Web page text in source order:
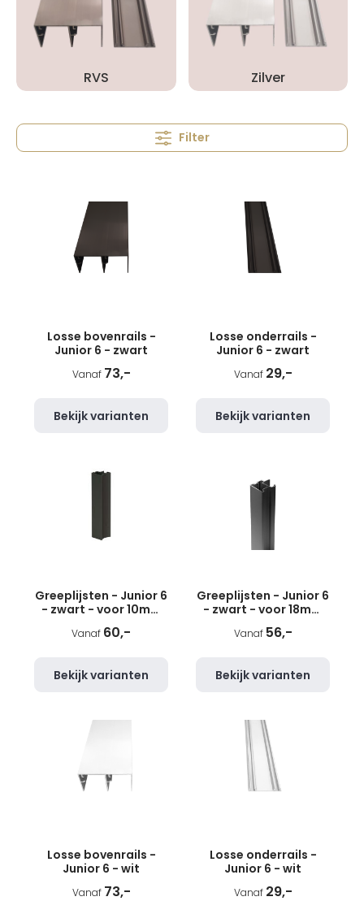
RVS Zilver
Filter
Losse bovenrails -
Junior 6 - zwart
Vanaf 73,-
Bekijk varianten
Losse onderrails -
Junior 6 - zwart
Vanaf 29,-
Bekijk varianten
Greeplijsten - Junior 6
- zwart - voor 10mm
Vanaf 60,-
Bekijk varianten
Greeplijsten - Junior 6
- zwart - voor 18mm
Vanaf 56,-
Bekijk varianten
Losse bovenrails -
Junior 6 - wit
Vanaf 73,-
Losse onderrails -
Junior 6 - wit
Vanaf 29,-